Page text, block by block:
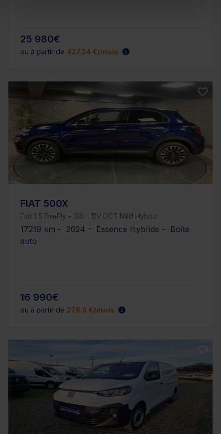
25 980€
ou à partir de 427.34 €/mois
FIAT 500X
Fiat 1.5 FireFly - 130 - BV DCT Mild Hybrid
17219 km - 2024 - Essence Hybride - Boîte
auto
16 990€
ou à partir de 278.5 €/mois